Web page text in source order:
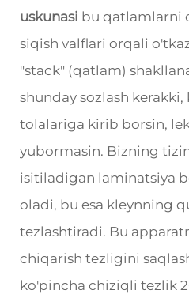
uskunasi bu qatlamlarni
siqish valflari orqali
"stack" (qatlam)
shunday sozlash
tolalariga kirib borsin,
yubormasin. Bizning
isitiladigan laminatsiya
oladi, bu esa kleynning
tezlashtiradi. Bu
chiqarish tezligini
ko'pincha chiziqli tezlik